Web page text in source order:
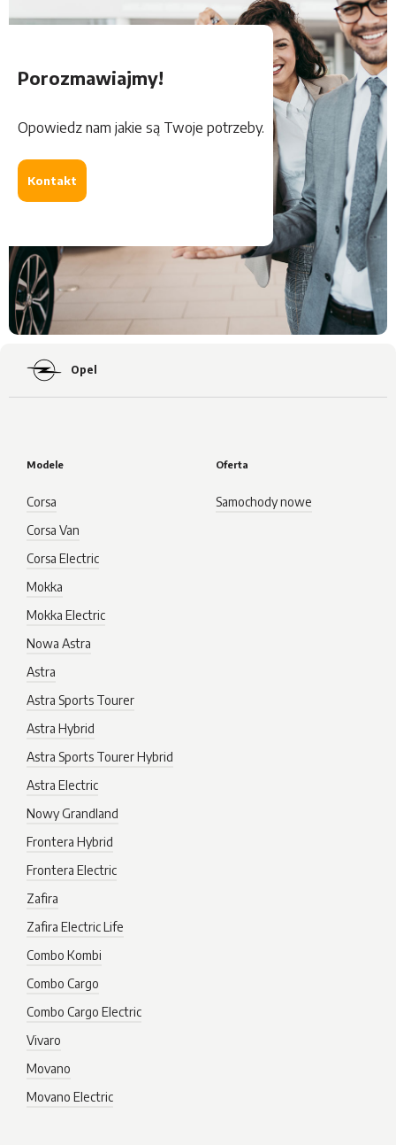
Porozmawiajmy!
Opowiedz nam jakie są Twoje potrzeby.
Kontakt
Opel
Modele
Corsa
Corsa Van
Corsa Electric
Mokka
Mokka Electric
Nowa Astra
Astra
Astra Sports Tourer
Astra Hybrid
Astra Sports Tourer Hybrid
Astra Electric
Nowy Grandland
Frontera Hybrid
Frontera Electric
Zafira
Zafira Electric Life
Combo Kombi
Combo Cargo
Combo Cargo Electric
Vivaro
Movano
Movano Electric
Oferta
Samochody nowe